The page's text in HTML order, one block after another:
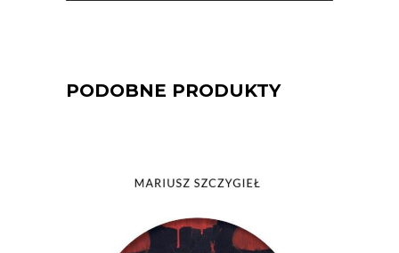
PODOBNE PRODUKTY
[EBOOK] Mariusz Szczygieł – NIE
MA